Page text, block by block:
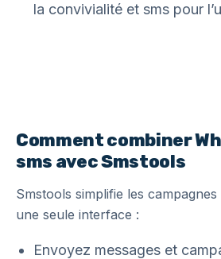
la convivialité et sms pour
Comment combiner
sms avec Smstools
Smstools simplifie les
une seule interface :
Envoyez messages et